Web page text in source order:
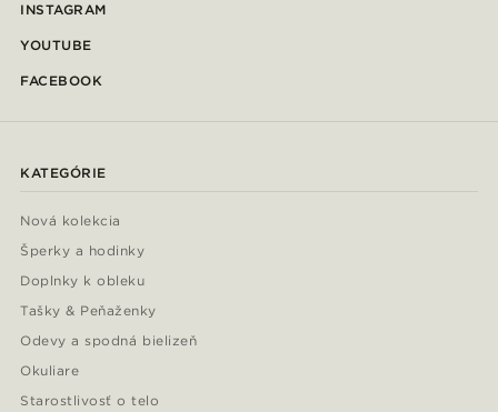
INSTAGRAM
YOUTUBE
FACEBOOK
KATEGÓRIE
Nová kolekcia
Šperky a hodinky
Doplnky k obleku
Tašky & Peňaženky
Odevy a spodná bielizeň
Okuliare
Starostlivosť o telo